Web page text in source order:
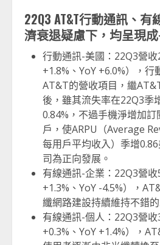
22Q3 AT&T行動通訊、
濟衰退疑慮下，均呈現
行動通訊-美國：22Q3營
+1.8%、YoY +6.0%），
AT&T的營收項目，繼
後，雖其流失率在22Q3季
0.84%，不過手機淨增加
戶，使ARPU（Average
每用戶平均收入）季增
司為正向發展。
有線通訊-企業：22Q3營
+1.3%、YoY -4.5%），
纖網路建設持續維持不錯的
有線通訊-個人：22Q3營
+0.3%、YoY +1.4%），